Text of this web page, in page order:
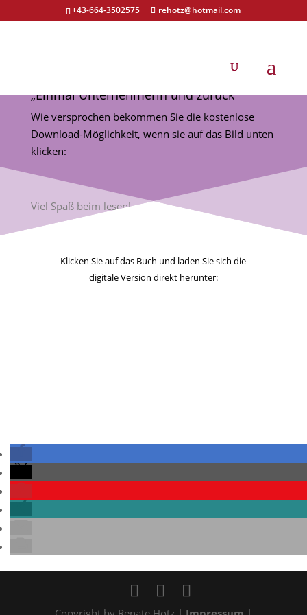
+43-664-3502575 rehotz@hotmail.com
„Einmal Unternehmerin und zurück“
Wie versprochen bekommen Sie die kostenlose
Download-Möglichkeit, wenn sie auf das Bild unten
klicken:
Viel Spaß beim lesen!
Klicken Sie auf das Buch und laden Sie sich die
digitale Version direkt herunter: